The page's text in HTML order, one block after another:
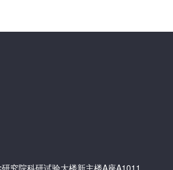
究院科研试验大楼新主楼A座A1011